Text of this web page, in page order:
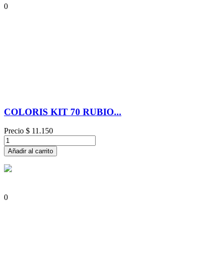
0
COLORIS KIT 70 RUBIO...
Precio $ 11.150
Añadir al carrito
0